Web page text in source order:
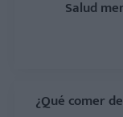
Salud
¿Qué comer